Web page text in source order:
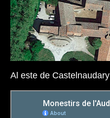
Al este de Castelnaudary